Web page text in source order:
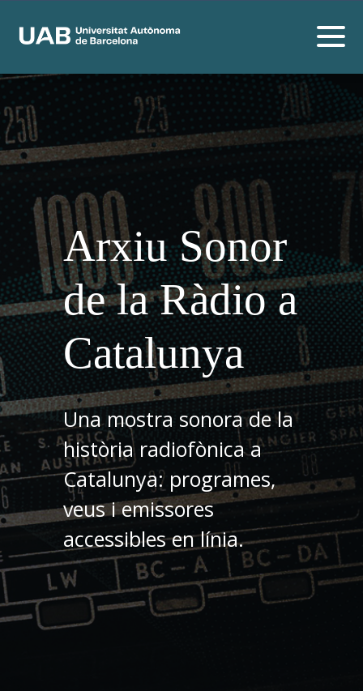
Arxiu Sonor
de la Ràdio a
Catalunya
Una mostra sonora de la
història radiofònica a
Catalunya: programes,
veus i emissores
accessibles en línia.